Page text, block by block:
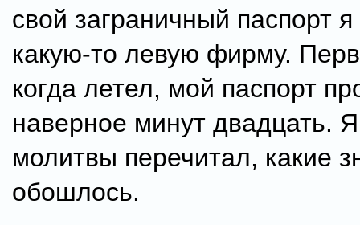
свой заграничный паспорт
какую-то левую фирму.
когда летел, мой паспорт
наверное минут двадцать.
молитвы перечитал, какие
обошлось.